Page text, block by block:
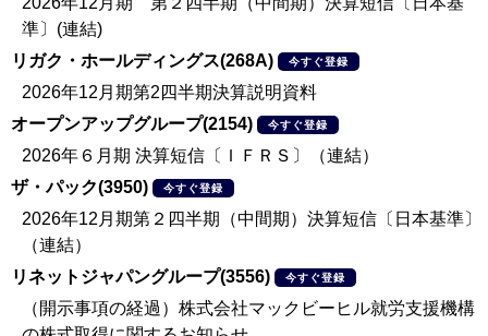
準〕(連結)
リガク・ホールディングス(268A)
今すぐ登録
2026年12月期第2四半期決算説明資料
オープンアップグループ(2154)
今すぐ登録
2026年６月期 決算短信〔ＩＦＲＳ〕（連結）
ザ・パック(3950)
今すぐ登録
2026年12月期第２四半期（中間期）決算短信〔日本基準〕
（連結）
リネットジャパングループ(3556)
今すぐ登録
（開示事項の経過）株式会社マックビーヒル就労支援機構